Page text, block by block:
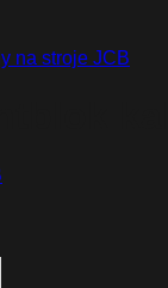
na stroje JCB